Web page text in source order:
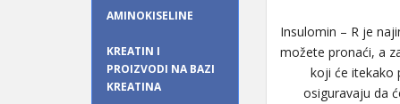
AMINOKISELINE
KREATIN I
PROIZVODI NA BAZI
KREATINA
Insulomin – R je
možete pronaći, a
koji će itekako
osiguravaju da